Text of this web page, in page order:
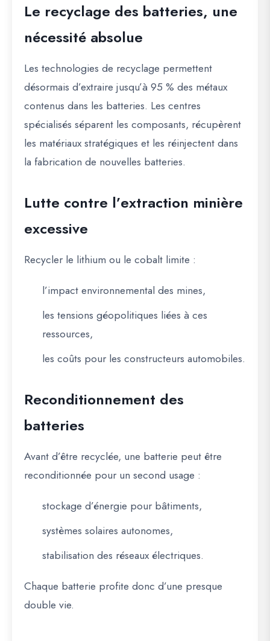
Le recyclage des batteries, une
nécessité absolue
Les technologies de recyclage permettent
désormais d’extraire jusqu’à 95 % des métaux
contenus dans les batteries. Les centres
spécialisés séparent les composants, récupèrent
les matériaux stratégiques et les réinjectent dans
la fabrication de nouvelles batteries.
Lutte contre l’extraction minière
excessive
Recycler le lithium ou le cobalt limite :
l’impact environnemental des mines,
les tensions géopolitiques liées à ces
ressources,
les coûts pour les constructeurs automobiles.
Reconditionnement des
batteries
Avant d’être recyclée, une batterie peut être
reconditionnée pour un second usage :
stockage d’énergie pour bâtiments,
systèmes solaires autonomes,
stabilisation des réseaux électriques.
Chaque batterie profite donc d’une presque
double vie.